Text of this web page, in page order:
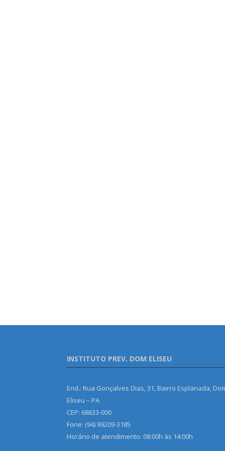
INSTITUTO PREV. DOM ELISEU
End.: Rua Gonçalves Dias, 31, Bairro Esplanada,
Eliseu – PA
CEP: 68633-000
Fone: (94) 99209-3185
Horário de atendimento: 08:00h às 14:00h